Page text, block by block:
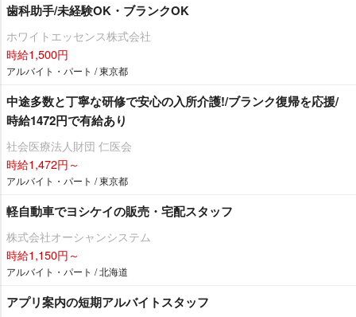
歯科助手/未経験OK・ブランクOK
ホワイトエッセンス株式会社
時給1,500円
アルバイト・パート / 東京都
中途多数と丁寧な研修で安心の入所介護!/ブランク復帰を応援/
時給1472円で有給あり
社会医療法人財団 仁医会
時給1,472円～
アルバイト・パート / 東京都
軽自動車でヨシケイの販売・宅配スタッフ
株式会社オーシャンシステム
時給1,150円～
アルバイト・パート / 北海道
アプリ案内の短期アルバイトスタッフ